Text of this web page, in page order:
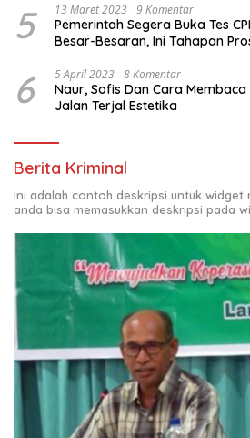
5 13 Maret 2023 9 Komentar
Pemerintah Segera Buka Tes
Besar-Besaran, Ini Tahapan
6 5 April 2023 8 Komentar
Naur, Sofis Dan Cara
Jalan Terjal Estetika
Berita Kriminal
Ini adalah contoh deskripsi untuk widget
anda bisa memasukkan deskripsi pada